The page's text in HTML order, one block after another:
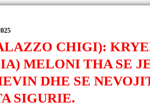
CHIGI):
MELONI THA SE
DHE SE
SIGURIE.